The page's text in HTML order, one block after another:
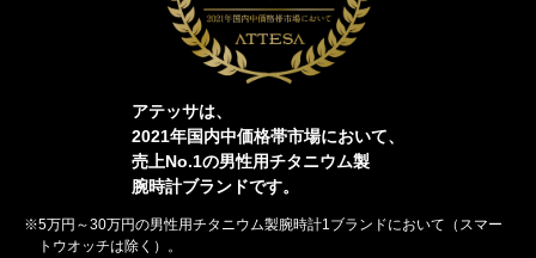
アテッサは、
2021年国内中価格帯市場において、
売上No.1の男性用チタニウム製
腕時計ブランドです。
※5万円～30万円の男性用チタニウム製腕時計1ブランドにおいて（スマー
トウオッチは除く）。